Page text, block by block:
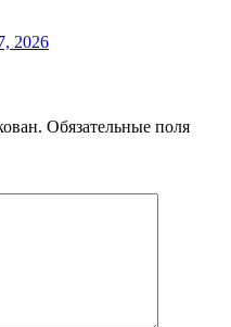
2026
Обязательные поля